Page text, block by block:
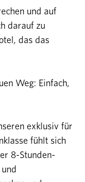
und auf
darauf zu
das das
Weg: Einfach,
exklusiv für
fühlt sich
8-Stunden-